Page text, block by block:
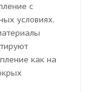
с
условиях.
как на